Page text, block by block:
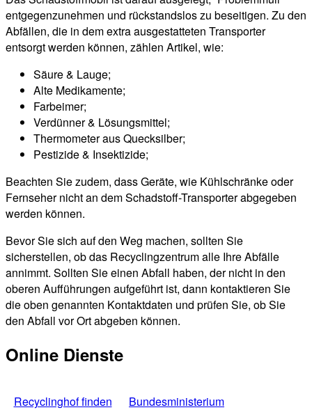
entgegenzunehmen und rückstandslos zu beseitigen. Zu den
Abfällen, die in dem extra ausgestatteten Transporter
entsorgt werden können, zählen Artikel, wie:
Säure & Lauge;
Alte Medikamente;
Farbeimer;
Verdünner & Lösungsmittel;
Thermometer aus Quecksilber;
Pestizide & Insektizide;
Beachten Sie zudem, dass Geräte, wie Kühlschränke oder
Fernseher nicht an dem Schadstoff-Transporter abgegeben
werden können.
Bevor Sie sich auf den Weg machen, sollten Sie
sicherstellen, ob das Recyclingzentrum alle Ihre Abfälle
annimmt. Sollten Sie einen Abfall haben, der nicht in den
oberen Aufführungen aufgeführt ist, dann kontaktieren Sie
die oben genannten Kontaktdaten und prüfen Sie, ob Sie
den Abfall vor Ort abgeben können.
Online Dienste
Recyclinghof finden Bundesministerium